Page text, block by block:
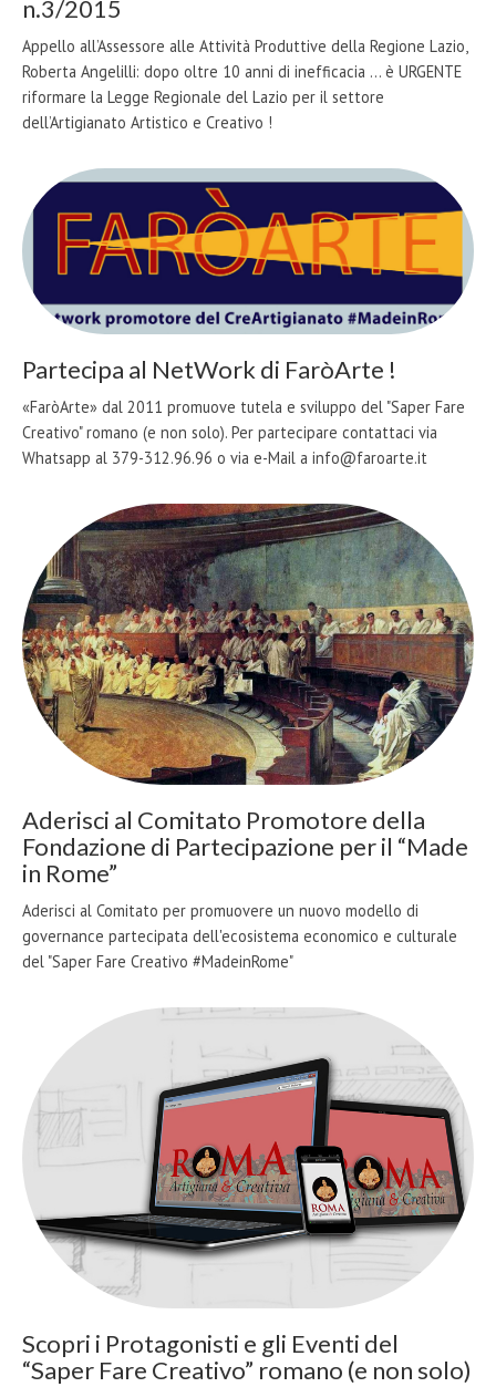
n.3/2015
Appello all’Assessore alle Attività Produttive della Regione Lazio,
Roberta Angelilli: dopo oltre 10 anni di inefficacia ... è URGENTE
riformare la Legge Regionale del Lazio per il settore
dell’Artigianato Artistico e Creativo !
Partecipa al NetWork di FaròArte !
«FaròArte» dal 2011 promuove tutela e sviluppo del "Saper Fare
Creativo" romano (e non solo). Per partecipare contattaci via
Whatsapp al 379-312.96.96 o via e-Mail a info@faroarte.it
Aderisci al Comitato Promotore della
Fondazione di Partecipazione per il “Made
in Rome”
Aderisci al Comitato per promuovere un nuovo modello di
governance partecipata dell'ecosistema economico e culturale
del "Saper Fare Creativo #MadeinRome"
Scopri i Protagonisti e gli Eventi del
“Saper Fare Creativo” romano (e non solo)